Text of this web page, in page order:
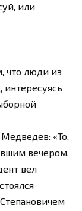
или
что люди из
интересуясь
«То,
вечером,
вел